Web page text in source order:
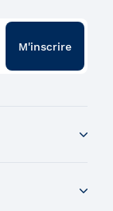
M'inscrire